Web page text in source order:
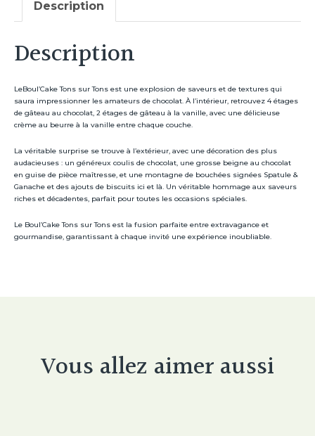
Description
Description
LeBoul’Cake Tons sur Tons est une explosion de saveurs et de textures qui
saura impressionner les amateurs de chocolat. À l’intérieur, retrouvez 4 étages
de gâteau au chocolat, 2 étages de gâteau à la vanille, avec une délicieuse
crème au beurre à la vanille entre chaque couche.
La véritable surprise se trouve à l’extérieur, avec une décoration des plus
audacieuses : un généreux coulis de chocolat, une grosse beigne au chocolat
en guise de pièce maîtresse, et une montagne de bouchées signées Spatule &
Ganache et des ajouts de biscuits ici et là. Un véritable hommage aux saveurs
riches et décadentes, parfait pour toutes les occasions spéciales.
Le Boul’Cake Tons sur Tons est la fusion parfaite entre extravagance et
gourmandise, garantissant à chaque invité une expérience inoubliable.
Vous allez aimer aussi